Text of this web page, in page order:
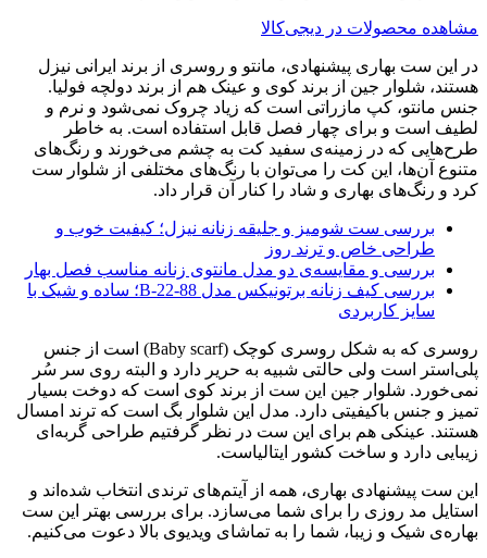
مشاهده محصولات در دیجی‌کالا
در این ست بهاری پیشنهادی، مانتو و روسری از برند ایرانی نیزل
هستند، شلوار جین از برند کوی و عینک هم از برند دولچه فولیا.
جنس مانتو، کپ مازراتی است که زیاد چروک نمی‌شود و نرم و
لطیف است و برای چهار فصل قابل استفاده است. به خاطر
طرح‌هایی که در زمینه‌ی سفید کت به چشم می‌خورند و رنگ‌های
متنوع آن‌ها، این کت را می‌توان با رنگ‌های مختلفی از شلوار ست
کرد و رنگ‌های بهاری و شاد را کنار آن قرار داد.
بررسی ست شومیز و جلیقه زنانه نیزل؛ کیفیت خوب و
طراحی خاص و ترند روز
بررسی و مقایسه‌ی دو مدل مانتوی زنانه مناسب فصل بهار
بررسی کیف زنانه برتونیکس مدل B-22-88؛ ساده و شیک با
سایز کاربردی
روسری که به شکل روسری کوچک (Baby scarf) است از جنس
پلی‌استر است ولی حالتی شبیه به حریر دارد و البته روی سر سُر
نمی‌خورد. شلوار جین این ست از برند کوی است که دوخت بسیار
تمیز و جنس باکیفیتی دارد. مدل این شلوار بگ است که ترند امسال
هستند. عینکی هم برای این ست در نظر گرفتیم طراحی گربه‌ای
زیبایی دارد و ساخت کشور ایتالیاست.
این ست پیشنهادی بهاری، همه از آیتم‌های ترندی انتخاب شده‌اند و
استایل مد روزی را برای شما می‌سازد. برای بررسی بهتر این ست
بهاره‌ی شیک و زیبا، شما را به تماشای ویدیوی بالا دعوت می‌کنیم.